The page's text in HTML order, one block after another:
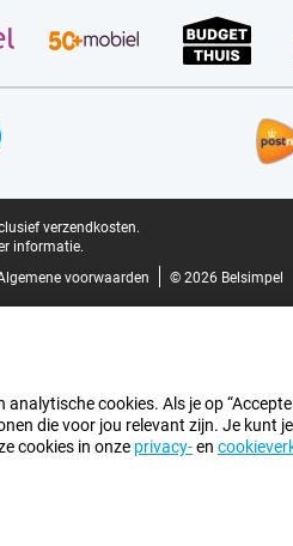
verzendkosten.
informatie.
voorwaarden © 2026 Belsimpel
cookies. Als je op
die voor jou relevant zijn. Je kunt
cookies in onze privacy-en